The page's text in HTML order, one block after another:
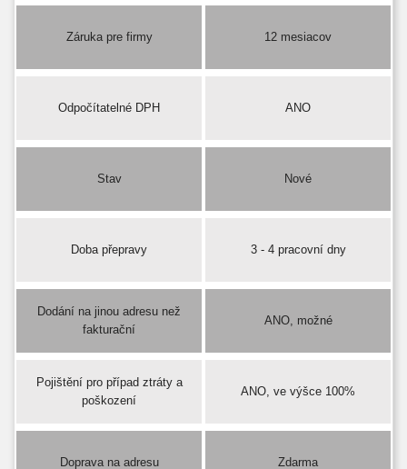
Záruka pre firmy 12 mesiacov
Odpočítatelné DPH ANO
Stav Nové
Doba přepravy 3 - 4 pracovní dny
Dodání na jinou adresu než
fakturační
ANO, možné
Pojištění pro případ ztráty a
poškození
ANO, ve výšce 100%
Doprava na adresu Zdarma